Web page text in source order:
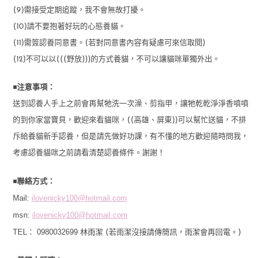
(9)需接受定期追蹤，我不會無故打擾。
(10)請不要抱著好玩的心態養貓。
(11)需簽認養同意書。(若對同意書內容有疑慮可來信取閱)
(12)不可以以(((野放)))的方式養貓，不可以讓貓咪單獨外出。
■注意事項：
送到認養人手上之前會再幫牠洗一次澡、剪指甲，讓牠乾乾淨淨香噴噴
的到你家當寶貝，歡迎來看貓咪，((高雄、屏東))可以幫忙送貓，不排
斥給養貓新手認養，但是請先做好功課，有不懂的地方歡迎隨時問我，
考慮認養貓咪之前請看清楚認養條件。謝謝！
■聯絡方式：
Mail: ilovenicky100@hotmail.com
msn: ilovenicky100@hotmail.com
TEL： 0980032699林雨潔 (若雨潔沒接請傳簡訊，雨潔會再回電。)